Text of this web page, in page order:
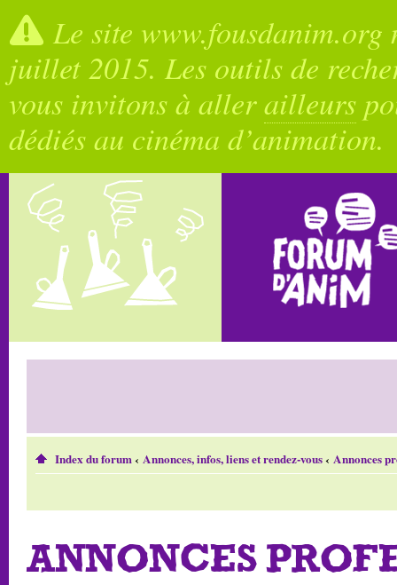
Le site
juillet 2015. Les outils de
vous invitons à allerailleurs
dédiés au cinéma d’animation.
Index du forum‹ Annonces, infos, liens et rendez-vous‹ Annonces
ANNONCES